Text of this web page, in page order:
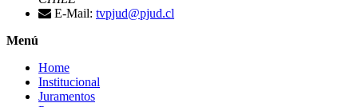
E-Mail: tvpjud@pjud.cl
Menú
Home
Institucional
Juramentos